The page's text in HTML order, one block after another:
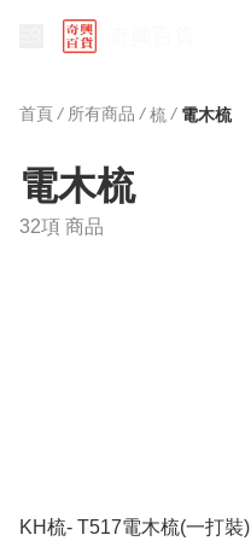
首頁 / 所有商品 / 梳 / 電木梳
電木梳
32項 商品
KH梳- T517電木梳(一打裝)